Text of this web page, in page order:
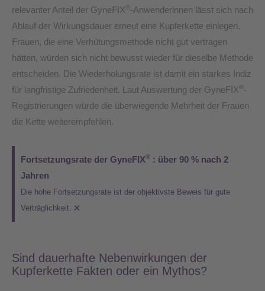
relevanter Anteil der GyneFIX ® -Anwenderinnen lässt sich nach
Ablauf der Wirkungsdauer erneut eine Kupferkette einlegen.
Frauen, die eine Verhütungsmethode nicht gut vertragen
hätten, würden sich nicht bewusst wieder für dieselbe Methode
entscheiden. Die Wiederholungsrate ist damit ein starkes Indiz
für langfristige Zufriedenheit. Laut Auswertung der GyneFIX ® -
Registrierungen würde die überwiegende Mehrheit der Frauen
die Kette weiterempfehlen.
Fortsetzungsrate der GyneFIX® : über 90 % nach 2
Jahren
Die hohe Fortsetzungsrate ist der objektivste Beweis für gute
Verträglichkeit.
×
Sind dauerhafte Nebenwirkungen der
Kupferkette Fakten oder ein Mythos?